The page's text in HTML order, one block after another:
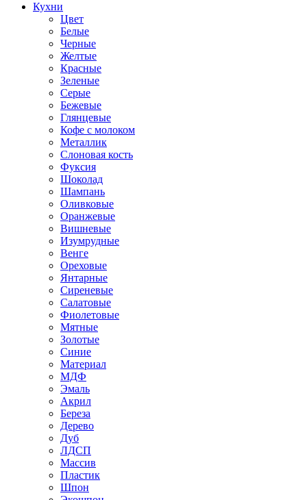
Кухни
Цвет
Белые
Черные
Желтые
Красные
Зеленые
Серые
Бежевые
Глянцевые
Кофе с молоком
Металлик
Слоновая кость
Фуксия
Шоколад
Шампань
Оливковые
Оранжевые
Вишневые
Изумрудные
Венге
Ореховые
Янтарные
Сиреневые
Салатовые
Фиолетовые
Мятные
Золотые
Синие
Материал
МДФ
Эмаль
Акрил
Береза
Дерево
Дуб
ЛДСП
Массив
Пластик
Шпон